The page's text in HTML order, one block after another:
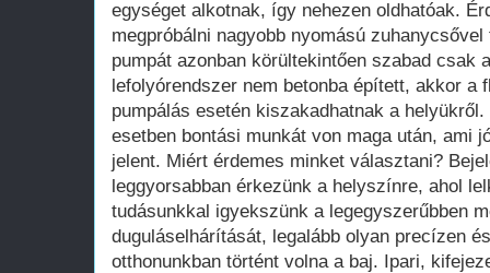
egységet alkotnak, így nehezen oldhatóak.
megpróbálni nagyobb nyomású
pumpát azonban körültekintően szabad csak
lefolyórendszer nem betonba épített, akkor
pumpálás esetén kiszakadhatnak a
esetben bontási munkát von maga után, ami
jelent. Miért érdemes minket választani?
leggyorsabban érkezünk a helyszínre, ahol
tudásunkkal igyekszünk a legegyszerűbben
duguláselhárítását, legalább olyan precízen
otthonunkban történt volna a baj. Ipari,